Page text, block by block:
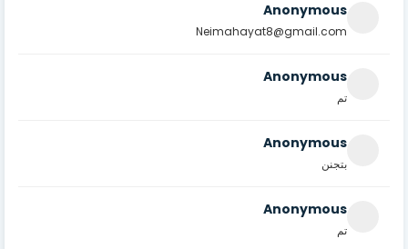
Anonymous
Neimahayat8@gmail.com
Anonymous
تم
Anonymous
بتجنن
Anonymous
تم